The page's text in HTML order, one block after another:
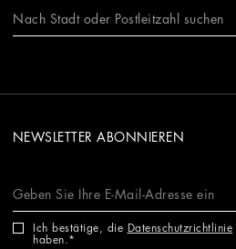
NEWSLETTER ABONNIEREN
Ich bestätige, die Datenschutzrichtlinie
haben.